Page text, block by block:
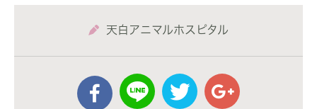
天白アニマルホスピタル